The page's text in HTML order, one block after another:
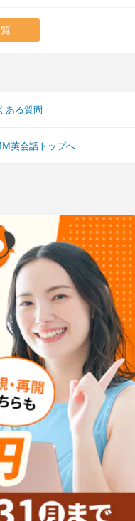
ある質問
英会話トップへ